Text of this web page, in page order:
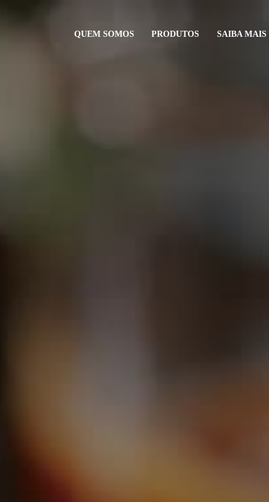
QUEM SOMOS PRODUTOS SAIBA MAIS